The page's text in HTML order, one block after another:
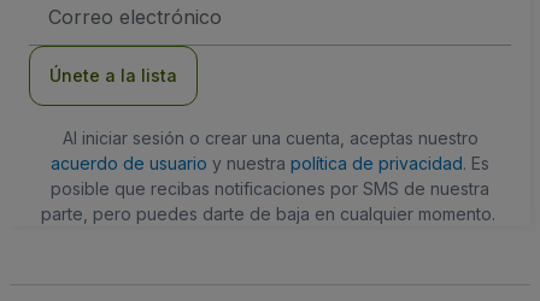
de
Únete a la lista
Al iniciar sesión o crear una cuenta, aceptas nuestro
acuerdo de usuario y nuestra política de privacidad. Es
posible que recibas notificaciones por SMS de nuestra
parte, pero puedes darte de baja en cualquier momento.